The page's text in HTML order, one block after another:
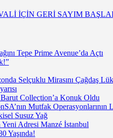
İÇİN GERİ SAYIM
Tepe Prime Avenue’da Açtı
Selçuklu Mirasını Çağdaş
Collection’a Konuk Oldu
Mutfak Operasyonlarının
Susuz Yağ
Yeni Adresi Manzé İstanbul
Yaşında!